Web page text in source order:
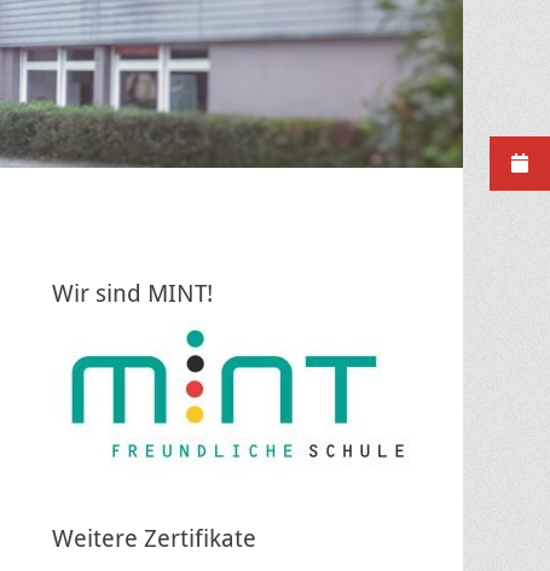
Wir sind MINT!
Weitere Zertifikate